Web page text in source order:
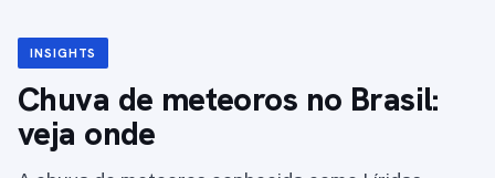
INSIGHTS
Chuva de meteoros no Brasil:
veja onde